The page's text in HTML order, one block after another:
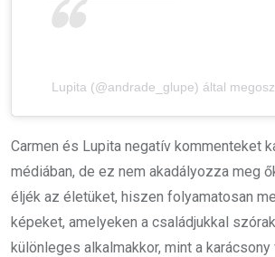
Lupita (@andrade_glupe) által
Carmen és Lupita negatív kommenteket
médiában, de ez nem akadályozza meg
éljék az életüket, hiszen folyamatosan
képeket, amelyeken a családjukkal
különleges alkalmakkor, mint a karácsony